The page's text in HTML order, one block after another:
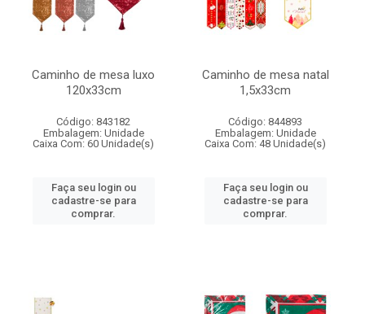
Caminho de mesa luxo
120x33cm
Código: 843182
Embalagem: Unidade
Caixa Com: 60 Unidade(s)
Faça seu login ou
cadastre-se para
comprar.
Caminho de mesa natal
1,5x33cm
Código: 844893
Embalagem: Unidade
Caixa Com: 48 Unidade(s)
Faça seu login ou
cadastre-se para
comprar.